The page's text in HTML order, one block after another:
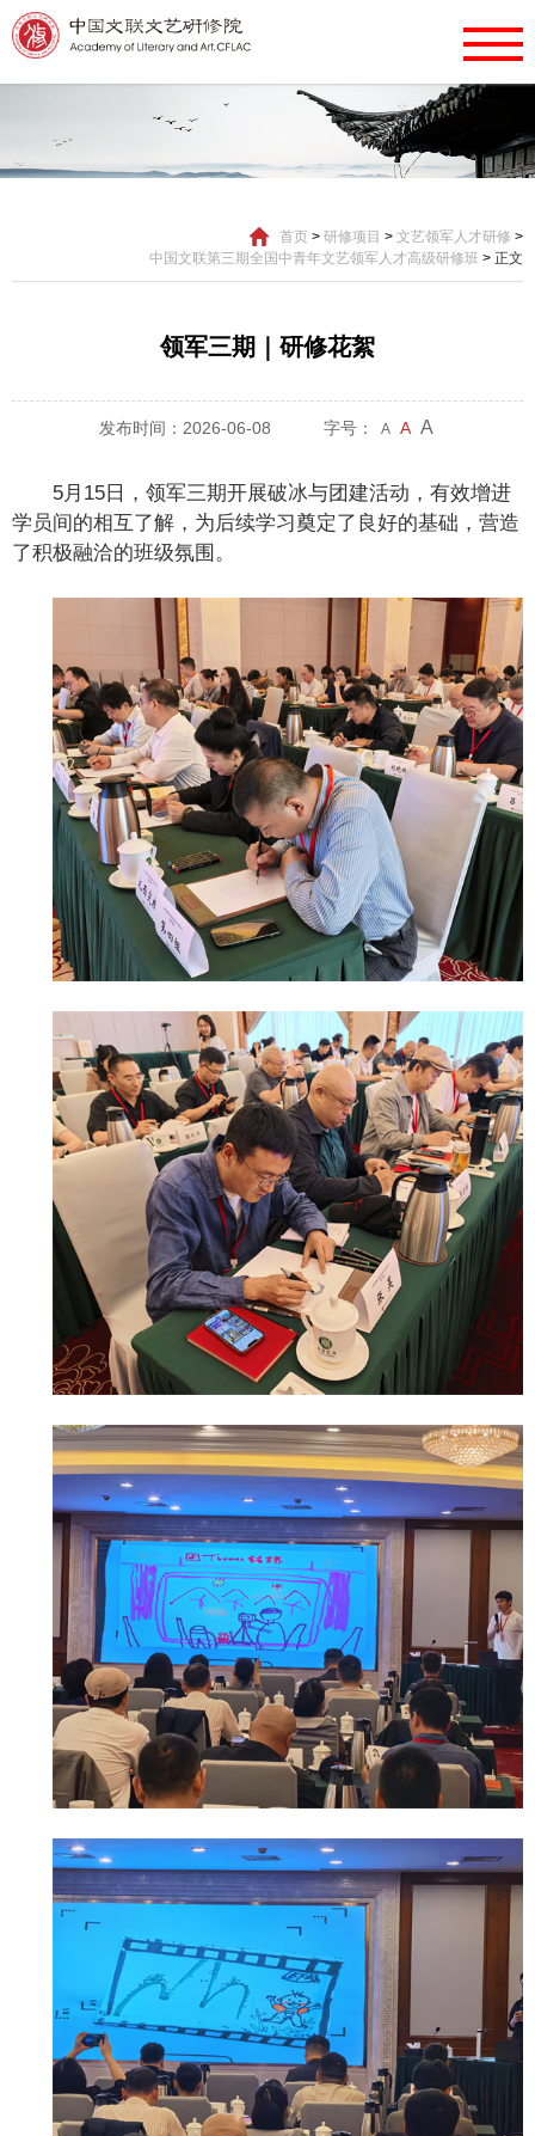
首页 > 研修项目 > 文艺领军人才研修 >
中国文联第三期全国中青年文艺领军人才高级研修班 > 正文
领军三期｜研修花絮
发布时间：2026-06-08 字号： A A A
5月15日，领军三期开展破冰与团建活动，有效增进
学员间的相互了解，为后续学习奠定了良好的基础，营造
了积极融洽的班级氛围。